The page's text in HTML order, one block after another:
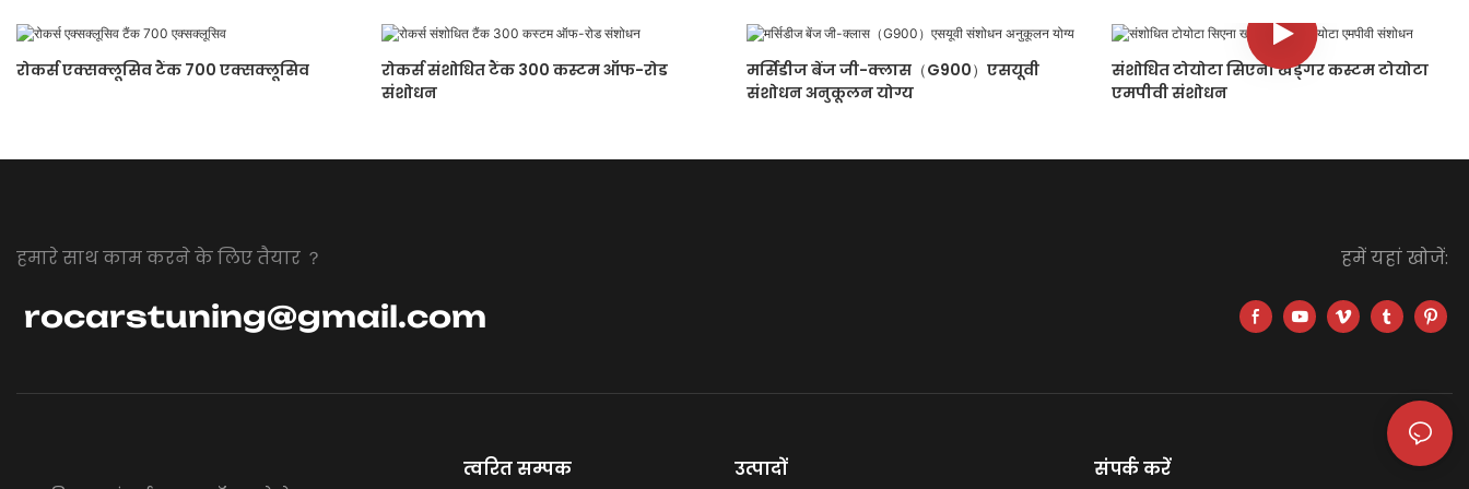
रोकर्स एक्सक्लूसिव टैंक 700 एक्सक्लूसिव
रोकर्स संशोधित टैंक 300 कस्टम ऑफ-रोड
संशोधन
मर्सिडीज बेंज जी-क्लास（G900）एसयूवी
संशोधन अनुकूलन योग्य
संशोधित टोयोटा सिएना खड्गर कस्टम टोयोटा
एमपीवी संशोधन
हमारे साथ काम करने के लिए तैयार ？
rocarstuning@gmail.com
हमें यहां खोजें:
त्वरित सम्पक उत्पादों संपर्क करें